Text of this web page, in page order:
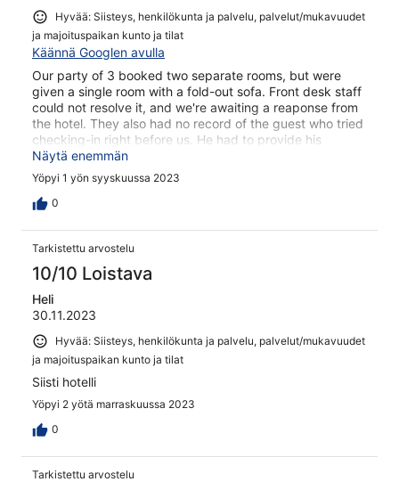
Hyvää: Siisteys, henkilökunta ja palvelu, palvelut/mukavuudet
ja majoituspaikan kunto ja tilat
Käännä Googlen avulla
Our party of 3 booked two separate rooms, but were
given a single room with a fold-out sofa. Front desk staff
could not resolve it, and we're awaiting a reaponse from
the hotel. They also had no record of the guest who tried
checking-in right before us. He had to provide his
paperwork as proof of the reservation.
Näytä enemmän
Yöpyi 1 yön syyskuussa 2023
0
Tarkistettu arvostelu
10/10 Loistava
Heli
30.11.2023
Hyvää: Siisteys, henkilökunta ja palvelu, palvelut/mukavuudet
ja majoituspaikan kunto ja tilat
Siisti hotelli
Yöpyi 2 yötä marraskuussa 2023
0
Tarkistettu arvostelu